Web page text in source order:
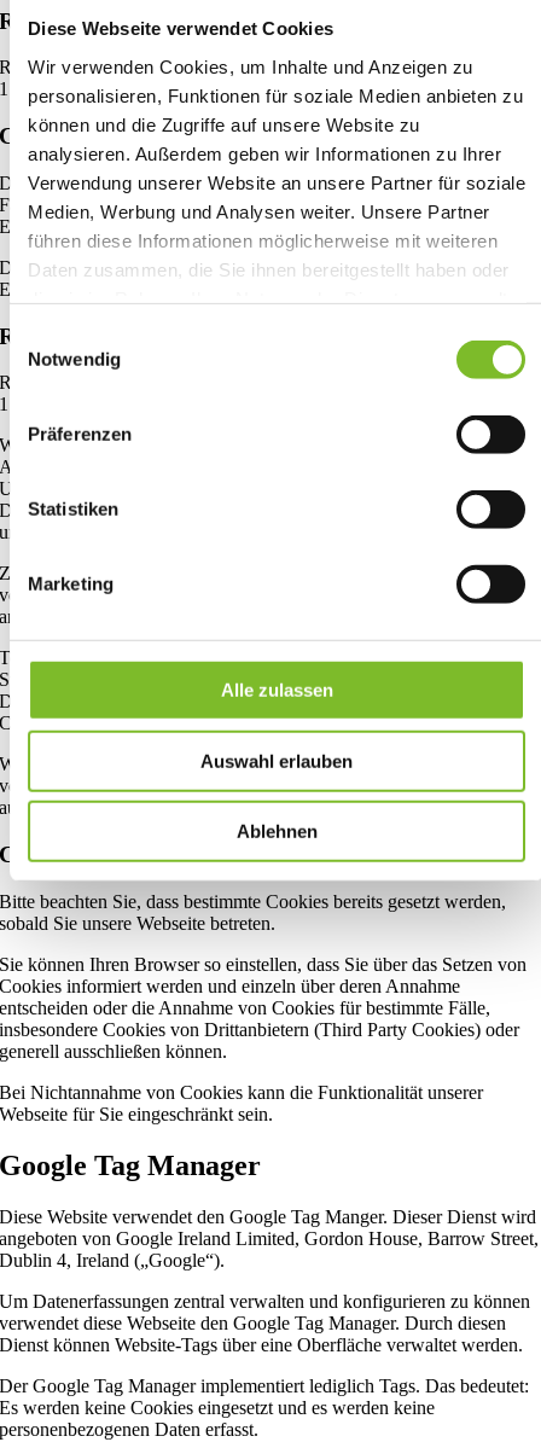
Diese Webseite verwendet Cookies
Wir verwenden Cookies, um Inhalte und Anzeigen zu
personalisieren, Funktionen für soziale Medien anbieten zu
können und die Zugriffe auf unsere Website zu
analysieren. Außerdem geben wir Informationen zu Ihrer
Verwendung unserer Website an unsere Partner für soziale
Medien, Werbung und Analysen weiter. Unsere Partner
führen diese Informationen möglicherweise mit weiteren
Daten zusammen, die Sie ihnen bereitgestellt haben oder
Einwilligungsauswahl
Notwendig
Präferenzen
Statistiken
Marketing
Alle zulassen
Auswahl erlauben
Ablehnen
Rechtsgrundlage
Rechtsgrundlage der Verarbeitung dieser Daten ist Art. 6 Absatz 1 Satz
1 lit. f DSGVO.
Cookies von Drittanbietern
Diese werden von verschiedenen Diensten (z.B. Analysediensten oder
Facebook) gesetzt und speichern einen eindeutigen Bezeichner der ihr
Endgerät beim nächsten Besuch wiedererkennt (persistent Cookies).
Diese Cookies verbleiben für eine vorgegebene Dauer auf ihrem
Endgerät. Diese Dauer ist variabel.
Rechtsgrundlage
Rechtsgrundlage der Verarbeitung dieser Daten ist Art. 6 Absatz 1 Satz
1 lit. a DSGVO.
Wir weisen darauf hin, dass bei manchen Anbietern, insbesondere
Anbietern aus den USA die Möglichkeit besteht, dass Daten in die
USA übertragen werden und durch US-Behörden verarbeitet werden.
Die USA gelten nach aktueller Rechtslage als unsicheres Drittland mit
unzureichendem Datenschutzniveau.
Zurzeit liegt kein Angemessenheitsbeschluss gem. Art. 45 DSGVO
vor, noch können geeignete Garantien gem. Art. 46 DSGVO
angeboten werden.
Teilweise haben sich amerikanische Unternehmen dazu erklärt die
Standardvertragsklauseln für die Übermittlung personenbezogener
Daten in Drittländer nach der Richtlinie 2016/679 (Standard
Contractual Clauses – SCC) einzuhalten.
Wir weisen darauf hin, dass im Falle der Nichteinhaltung der
vorerwähnten Standardvertragsklauseln die Rechtsgrundlage Ihre
ausdrückliche Einwilligung, gem. Art. 49 Abs. 1 lit. a DSGVO ist.
Cookies deaktivieren
Bitte beachten Sie, dass bestimmte Cookies bereits gesetzt werden,
sobald Sie unsere Webseite betreten.
Sie können Ihren Browser so einstellen, dass Sie über das Setzen von
Cookies informiert werden und einzeln über deren Annahme
entscheiden oder die Annahme von Cookies für bestimmte Fälle,
insbesondere Cookies von Drittanbietern (Third Party Cookies) oder
generell ausschließen können.
Bei Nichtannahme von Cookies kann die Funktionalität unserer
Webseite für Sie eingeschränkt sein.
Google Tag Manager
Diese Website verwendet den Google Tag Manger. Dieser Dienst wird
angeboten von Google Ireland Limited, Gordon House, Barrow Street,
Dublin 4, Ireland („Google“).
Um Datenerfassungen zentral verwalten und konfigurieren zu können
verwendet diese Webseite den Google Tag Manager. Durch diesen
Dienst können Website-Tags über eine Oberfläche verwaltet werden.
Der Google Tag Manager implementiert lediglich Tags. Das bedeutet:
Es werden keine Cookies eingesetzt und es werden keine
personenbezogenen Daten erfasst.